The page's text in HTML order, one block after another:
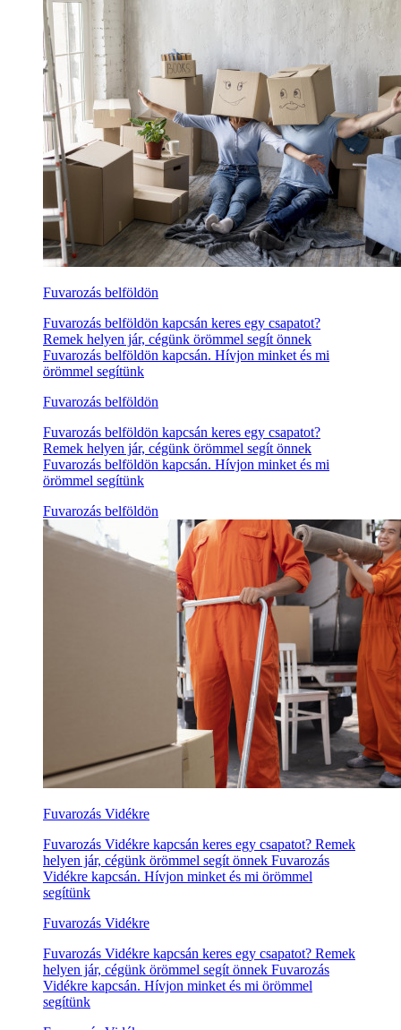
Fuvarozás belföldön
Fuvarozás belföldön kapcsán keres egy csapatot?
Remek helyen jár, cégünk örömmel segít önnek
Fuvarozás belföldön kapcsán. Hívjon minket és mi
örömmel segítünk
Fuvarozás belföldön
Fuvarozás belföldön kapcsán keres egy csapatot?
Remek helyen jár, cégünk örömmel segít önnek
Fuvarozás belföldön kapcsán. Hívjon minket és mi
örömmel segítünk
Fuvarozás belföldön
Fuvarozás Vidékre
Fuvarozás Vidékre kapcsán keres egy csapatot? Remek
helyen jár, cégünk örömmel segít önnek Fuvarozás
Vidékre kapcsán. Hívjon minket és mi örömmel
segítünk
Fuvarozás Vidékre
Fuvarozás Vidékre kapcsán keres egy csapatot? Remek
helyen jár, cégünk örömmel segít önnek Fuvarozás
Vidékre kapcsán. Hívjon minket és mi örömmel
segítünk